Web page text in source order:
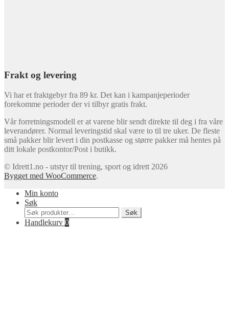
© Idrett1.no - utstyr til trening, sport og idrett 2026
Min konto
Søk
etter:
Søk
Handlekurv0